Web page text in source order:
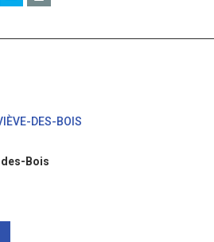
DES-BOIS
des-Bois